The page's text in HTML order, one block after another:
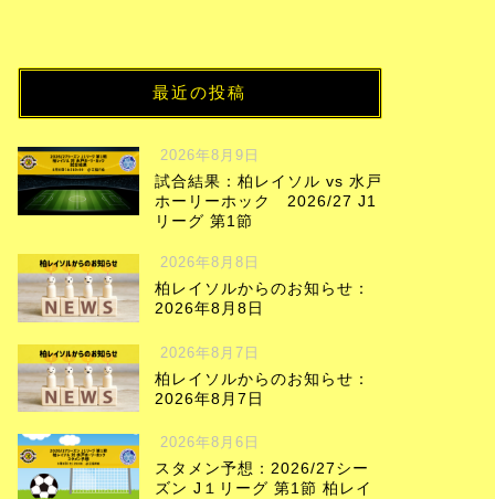
最近の投稿
2026年8月9日
試合結果：柏レイソル vs 水戸
ホーリーホック 2026/27 J1
リーグ 第1節
2026年8月8日
柏レイソルからのお知らせ：
2026年8月8日
2026年8月7日
柏レイソルからのお知らせ：
2026年8月7日
2026年8月6日
スタメン予想：2026/27シー
ズン J１リーグ 第1節 柏レイ